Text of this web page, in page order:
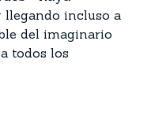
incluso a
del imaginario
todos los